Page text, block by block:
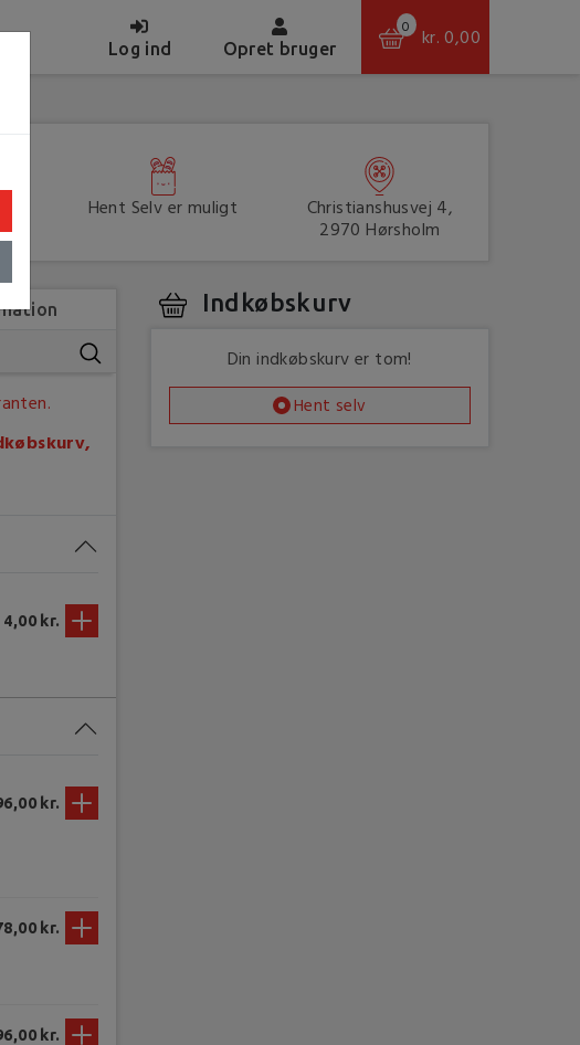
Log ind (current)Opret bruger
0 kr.0,00
Hent Selv er muligt
Christianshusvej 4,
2970 Hørsholm
4,00 kr.
kr.
kr.
kr.
Indkøbskurv
Din indkøbskurv er tom!
Hent selv